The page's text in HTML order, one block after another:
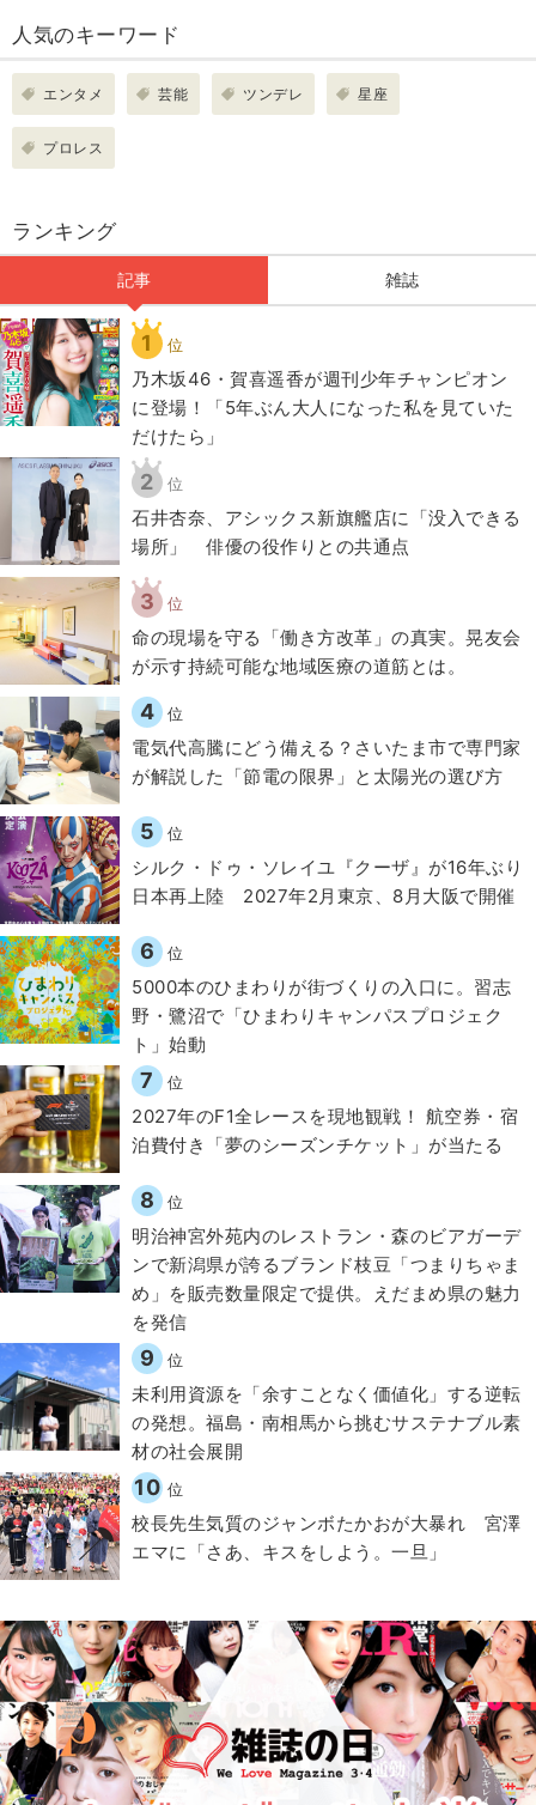
人気のキーワード
エンタメ 芸能 ツンデレ 星座
プロレス
ランキング
記事 雑誌
1 位
乃木坂46・賀喜遥香が週刊少年チャンピオン
に登場！「5年ぶん大人になった私を見ていた
だけたら」
2 位
石井杏奈、アシックス新旗艦店に「没入できる
場所」 俳優の役作りとの共通点
3 位
​命の現場を守る「働き方改革」の真実。晃友会
が示す持続可能な地域医療の道筋とは。
4 位
電気代高騰にどう備える？さいたま市で専門家
が解説した「節電の限界」と太陽光の選び方
5 位
シルク・ドゥ・ソレイユ『クーザ』が16年ぶり
日本再上陸 2027年2月東京、8月大阪で開催
6 位
5000本のひまわりが街づくりの入口に。習志
野・鷺沼で「ひまわりキャンパスプロジェク
ト」始動
7 位
2027年のF1全レースを現地観戦！ 航空券・宿
泊費付き「夢のシーズンチケット」が当たる
8 位
明治神宮外苑内のレストラン・森のビアガーデ
ンで新潟県が誇るブランド枝豆「つまりちゃま
め」を販売数量限定で提供。えだまめ県の魅力
を発信
9 位
​​未利用資源を「余すことなく価値化」する逆転
の発想。福島・南相馬から挑むサステナブル素
材の社会展開​
10 位
校長先生気質のジャンボたかおが大暴れ 宮澤
エマに「さあ、キスをしよう。一旦」